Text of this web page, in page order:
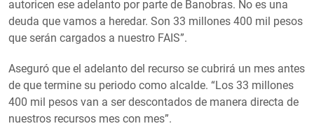
autoricen ese adelanto por parte de Banobras. No es una
deuda que vamos a heredar. Son 33 millones 400 mil pesos
que serán cargados a nuestro FAIS”.
Aseguró que el adelanto del recurso se cubrirá un mes antes
de que termine su periodo como alcalde. “Los 33 millones
400 mil pesos van a ser descontados de manera directa de
nuestros recursos mes con mes”.